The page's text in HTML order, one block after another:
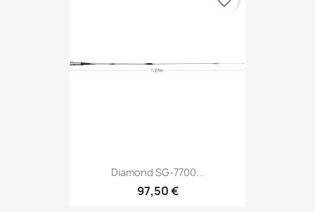
Diamond SG-7700...
97,50 €